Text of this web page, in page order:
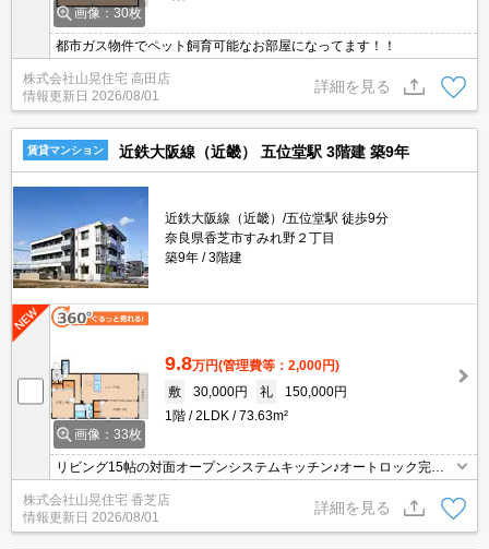
画像：30枚
都市ガス物件でペット飼育可能なお部屋になってます！！
株式会社山晃住宅 高田店
情報更新日 2026/08/01
詳細を見る
賃貸マンション 近鉄大阪線（近畿） 五位堂駅 3階建 築9年
近鉄大阪線（近畿）/五位堂駅 徒歩9分
奈良県香芝市すみれ野２丁目
築9年
3階建
画像：33枚
9.8万円(管理費等：2,000円)
敷
30,000円 礼
150,000円
1階
2LDK 73.63m²
リビング15帖の対面オープンシステムキッチン♪オートロック完備
のセキスイハウスシャーメゾンが香芝市すみれ野で募集開始♪角部屋
で窓もたくさん☆追い焚きも浴室乾燥機もエアコンもウォシュレッ
トも完備♪
株式会社山晃住宅 香芝店
情報更新日 2026/08/01
詳細を見る